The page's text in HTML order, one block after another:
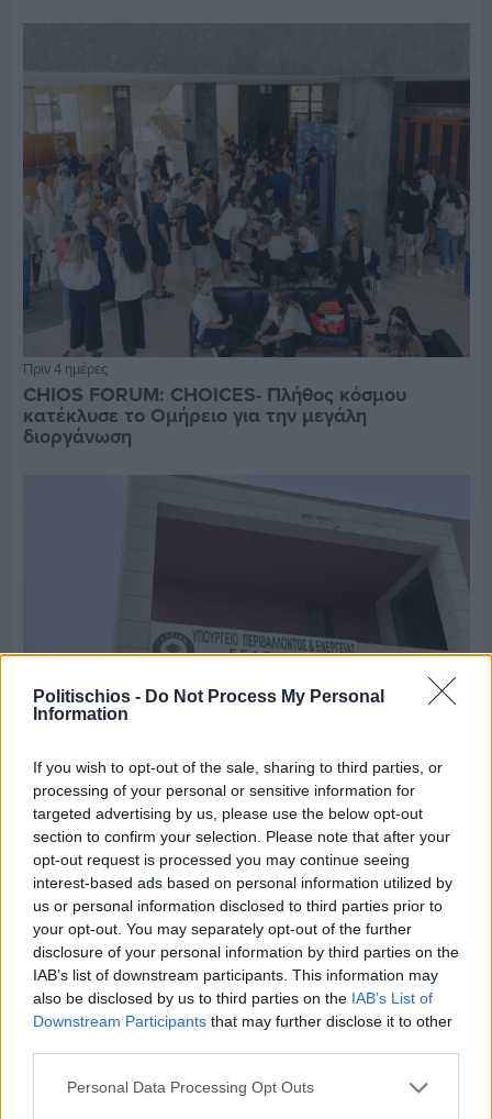
Politischios - Do Not Process My Personal
Information
If you wish to opt-out of the sale, sharing to third parties, or
processing of your personal or sensitive information for
targeted advertising by us, please use the below opt-out
section to confirm your selection. Please note that after your
opt-out request is processed you may continue seeing
interest-based ads based on personal information utilized by
us or personal information disclosed to third parties prior to
your opt-out. You may separately opt-out of the further
disclosure of your personal information by third parties on the
IAB’s list of downstream participants. This information may
also be disclosed by us to third parties on the IAB’s List of
Downstream Participants that may further disclose it to other
Personal Data Processing Opt Outs
Πριν 4 ημέρες
CHIOS FORUM: CHOICES- Πλήθος κόσμου
κατέκλυσε το Ομήρειο για την μεγάλη
διοργάνωση
Πριν 4 ημέρες
Οδηγοί Δασικών Υπηρεσιών: Ζητούν ένταξη στο
ανθυγιεινό επίδομα
Διαφήμιση